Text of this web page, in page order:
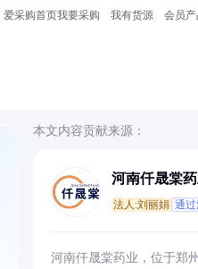
爱采购首页我要采购 我有货源 会员产
本文内容贡献来源：
河南仟晟棠
法人:刘丽娟 通
河南仟晟棠药业，位于郑